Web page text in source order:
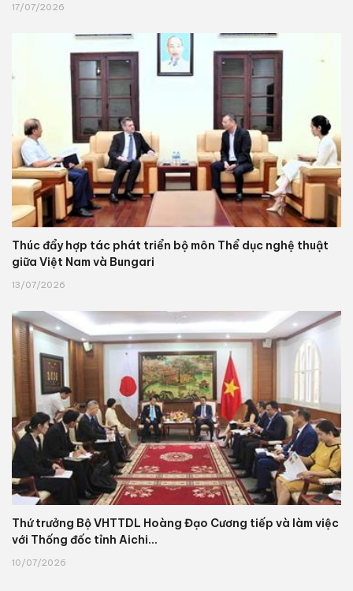
17/07/2026
Thúc đẩy hợp tác phát triển bộ môn Thể dục nghệ thuật
giữa Việt Nam và Bungari
13/07/2026
Thứ trưởng Bộ VHTTDL Hoàng Đạo Cương tiếp và làm việc
với Thống đốc tỉnh Aichi...
10/07/2026